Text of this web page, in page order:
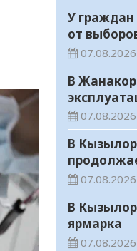
У
от
опрос
07.08.2026
В
станция
07.08.2026
В
07.08.2026
В
ярмарка
07.08.2026